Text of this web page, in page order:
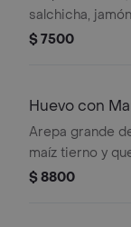
salchicha,
queso mozzarella.
$ 7500
Huevo con
Arepa grande
maíz tierno y
$ 8800